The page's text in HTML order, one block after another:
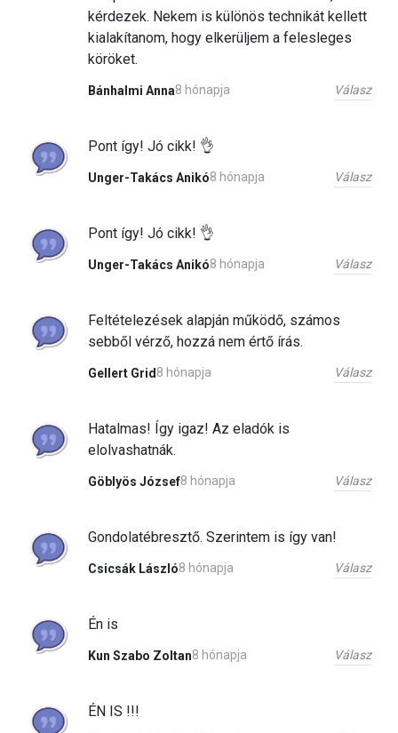
kérdezek. Nekem is különös technikát kellett
kialakítanom, hogy elkerüljem a felesleges
köröket.
Bánhalmi Anna8 hónapja Válasz
Pont így! Jó cikk! 👌
Unger-Takács Anikó8 hónapja Válasz
Pont így! Jó cikk! 👌
Unger-Takács Anikó8 hónapja Válasz
Feltételezések alapján működő, számos
sebből vérző, hozzá nem értő írás.
Gellert Grid 8 hónapja Válasz
Hatalmas! Így igaz! Az eladók is
elolvashatnák.
Göblyös József8 hónapja Válasz
Gondolatébresztő. Szerintem is így van!
Csicsák László8 hónapja Válasz
Én is
Kun Szabo Zoltan8 hónapja Válasz
ÉN IS !!!